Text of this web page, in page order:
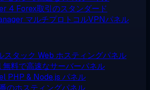
4 Forex取引のスタンダード
マルチプロトコルVPNパネル
スタック Web ホスティングパネル
無料で高速なサーバーパネル
PHP & Node.js パネル
のホスティングパネル